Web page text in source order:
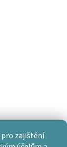
pro zajištění